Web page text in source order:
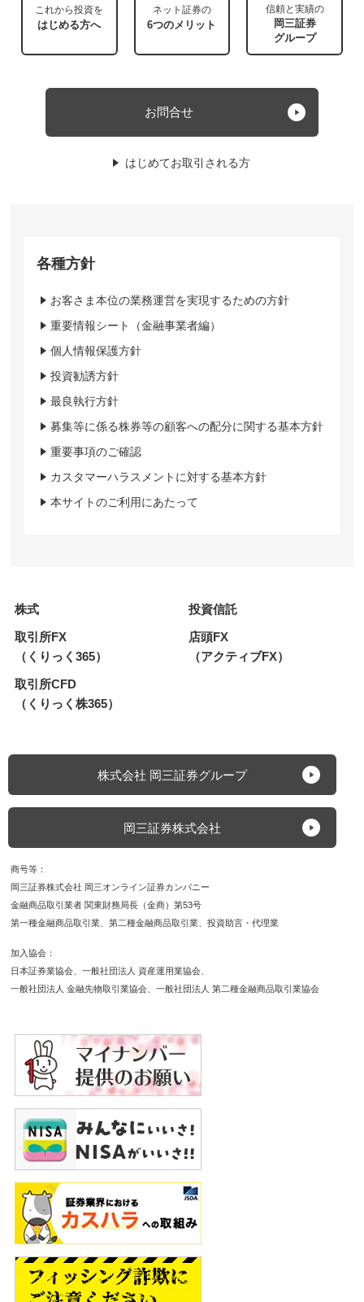
これから投資を
はじめる方へ
ネット証券の
6つのメリット
信頼と実績の
岡三証券
グループ
お問合せ
はじめてお取引される方
各種方針
お客さま本位の業務運営を実現するための方針
重要情報シート（金融事業者編）
個人情報保護方針
投資勧誘方針
最良執行方針
募集等に係る株券等の顧客への配分に関する基本方針
重要事項のご確認
カスタマーハラスメントに対する基本方針
本サイトのご利用にあたって
株式
投資信託
取引所FX
（くりっく365）
店頭FX
（アクティブFX）
取引所CFD
（くりっく株365）
株式会社 岡三証券グループ
岡三証券株式会社
商号等
岡三証券株式会社 岡三オンライン証券カンパニー
金融商品取引業者 関東財務局長（金商）第53号
第一種金融商品取引業
第二種金融商品取引業 投資助言・代理業
加入協会
日本証券業協会
一般社団法人 資産運用業協会
一般社団法人 金融先物取引業協会
一般社団法人 第二種金融商品取引業協会